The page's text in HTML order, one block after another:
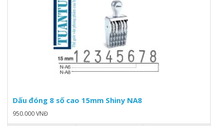
Dấu đóng 8 số cao 15mm Shiny NA8
950.000 VNĐ